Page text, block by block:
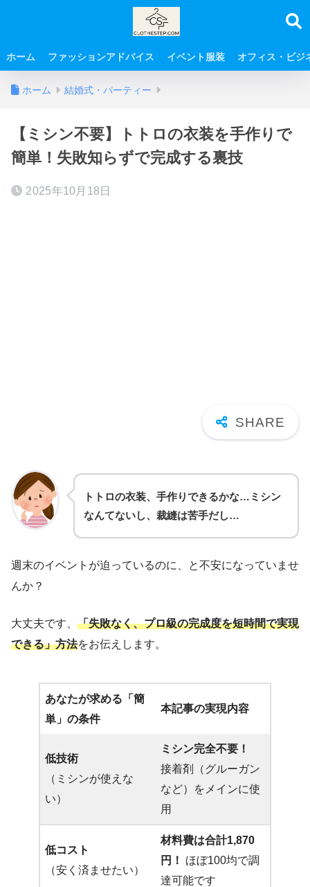
ホーム ファッションアドバイス イベント服装 オフィス・ビジ
ホーム 結婚式・パーティー
【ミシン不要】トトロの衣装を手作りで
簡単！失敗知らずで完成する裏技
2025年10月18日
トトロの衣装、手作りできるかな…ミシン
なんてないし、裁縫は苦手だし…
週末のイベントが迫っているのに、と不安になっていませ
んか？
大丈夫です、 「失敗なく、プロ級の完成度を短時間で実現
できる」方法をお伝えします。
あなたが求める「簡
単」の条件
本記事の実現内容
低技術
（ミシンが使えな
い）
ミシン完全不要！
接着剤（グルーガン
など）をメインに使
用
低コスト
（安く済ませたい）
材料費は合計1,870
円！
ほぼ100均で調
達可能です